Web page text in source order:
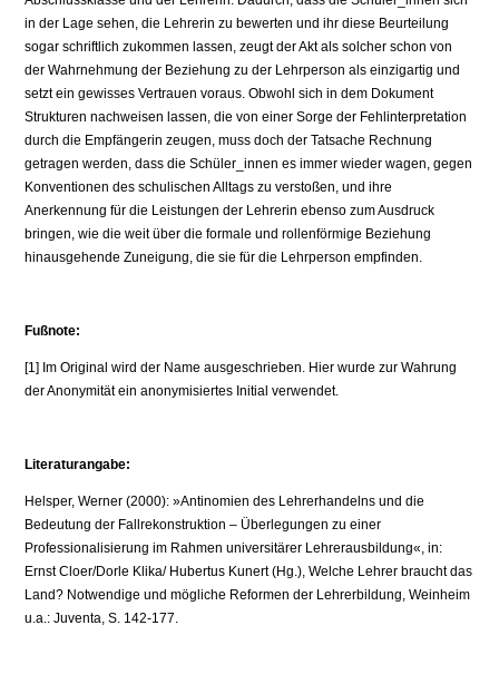
in der Lage sehen, die Lehrerin zu bewerten und ihr diese Beurteilung
sogar schriftlich zukommen lassen, zeugt der Akt als solcher schon von
der Wahrnehmung der Beziehung zu der Lehrperson als einzigartig und
setzt ein gewisses Vertrauen voraus. Obwohl sich in dem Dokument
Strukturen nachweisen lassen, die von einer Sorge der Fehlinterpretation
durch die Empfängerin zeugen, muss doch der Tatsache Rechnung
getragen werden, dass die Schüler_innen es immer wieder wagen, gegen
Konventionen des schulischen Alltags zu verstoßen, und ihre
Anerkennung für die Leistungen der Lehrerin ebenso zum Ausdruck
bringen, wie die weit über die formale und rollenförmige Beziehung
hinausgehende Zuneigung, die sie für die Lehrperson empfinden.
Fußnote:
[1] Im Original wird der Name ausgeschrieben. Hier wurde zur Wahrung
der Anonymität ein anonymisiertes Initial verwendet.
Literaturangabe:
Helsper, Werner (2000): »Antinomien des Lehrerhandelns und die
Bedeutung der Fallrekonstruktion – Überlegungen zu einer
Professionalisierung im Rahmen universitärer Lehrerausbildung«, in:
Ernst Cloer/Dorle Klika/ Hubertus Kunert (Hg.), Welche Lehrer braucht das
Land? Notwendige und mögliche Reformen der Lehrerbildung, Weinheim
u.a.: Juventa, S. 142-177.